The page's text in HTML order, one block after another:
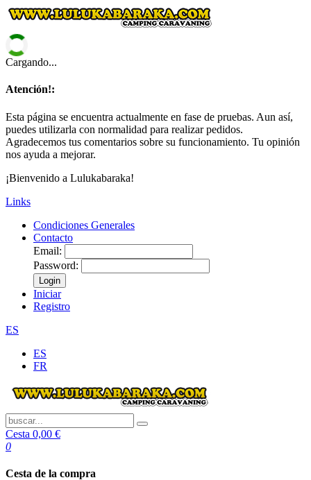
Cargando...
Atención!:
Esta página se encuentra actualmente en fase de pruebas. Aun así,
puedes utilizarla con normalidad para realizar pedidos.
Agradecemos tus comentarios sobre su funcionamiento. Tu opinión
nos ayuda a mejorar.
¡Bienvenido a Lulukabaraka!
Links
Condiciones Generales
Contacto
Email:
Password:
Login
Iniciar
Registro
ES
ES
FR
Cesta 0,00 €
0
Cesta de la compra